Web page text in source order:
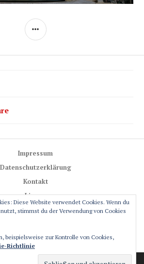
SEITENLEISTE
Impressum
Datenschutzerklärung
Kontakt
Lizenz
Trail-Rules
Friends
Diese Website verwendet Cookies. Wenn du
stimmst du der Verwendung von Cookies
beispielsweise zur Kontrolle von Cookies,
Richtlinie